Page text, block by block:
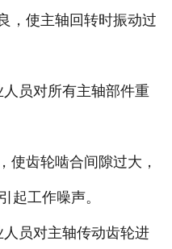
使主轴回转时振动过
员对所有主轴部件重
齿轮啮合间隙过大，
起工作噪声。
员对主轴传动齿轮进